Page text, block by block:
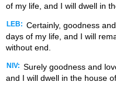
of my life, and I will dwell in
LEB: Certainly, goodness
days of my life, and I will
without end.
NIV: Surely goodness and
and I will dwell in the house